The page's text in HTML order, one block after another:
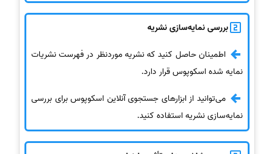
بررسی نمایه‌سازی نشریه
اطمینان حاصل کنید که نشریه موردنظر در فهرست نشریات
نمایه شده اسکوپوس قرار دارد.
می‌توانید از ابزارهای جستجوی آنلاین اسکوپوس برای بررسی
نمایه‌سازی نشریه استفاده کنید.